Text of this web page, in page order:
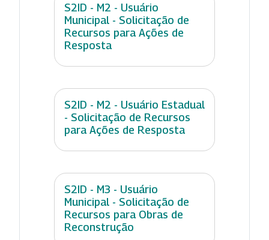
S2ID - M2 - Usuário
Municipal - Solicitação de
Recursos para Ações de
Resposta
S2ID - M2 - Usuário Estadual
- Solicitação de Recursos
para Ações de Resposta
S2ID - M3 - Usuário
Municipal - Solicitação de
Recursos para Obras de
Reconstrução